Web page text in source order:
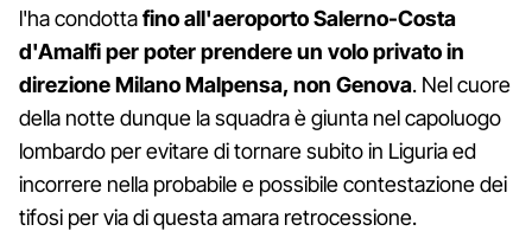
l'ha condottafino all'aeroporto Salerno-Costa
d'Amalfi per poter prendere un volo privato in
direzione Milano Malpensa, non Genova. Nel cuore
della notte dunque la squadra è giunta nel capoluogo
lombardo per evitare di tornare subito in Liguria ed
incorrere nella probabile e possibile contestazione dei
tifosi per via di questa amara retrocessione.